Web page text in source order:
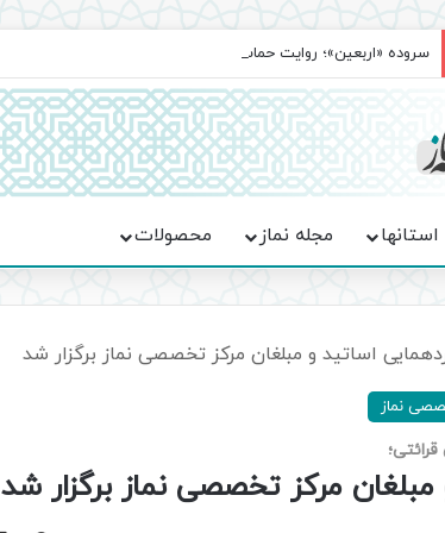
سروده‌ «اربعین»؛ روایت حماسه، استقامت و تمدن‌سازی امت اسلامی
استانها مجله نماز محصولات
اساتید و مبلغان مرکز تخصصی نماز برگزار شد
نماز
مرکز تخصصی نماز برگزار شد